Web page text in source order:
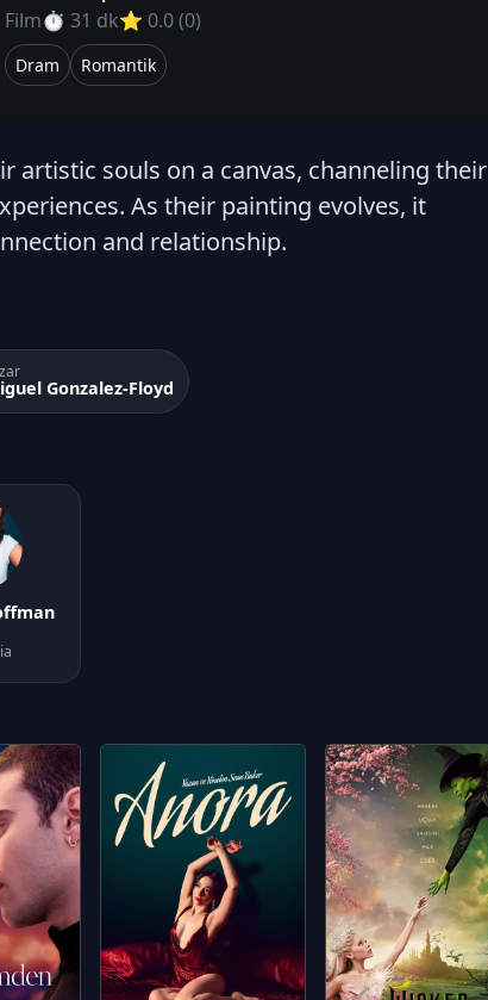
Film⏱ 31 dk⭐ 0.0 (0)
Dram Romantik
artistic souls on a canvas, channeling their
As their painting evolves, it
and relationship.
Gonzalez-Floyd